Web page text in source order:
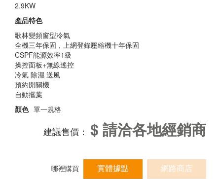
2.9KW
產品特色
歌林變頻窗型冷氣
全機三年保固，上網登錄壓縮機十年保固
CSPF能源效率1級
操控面板+無線遙控
冷氣 除濕 送風
預約開關機
自動擺葉
顏色 單一規格
建議售價： $ 請洽各地經銷商
哪裡購買 實體據點 網路商店